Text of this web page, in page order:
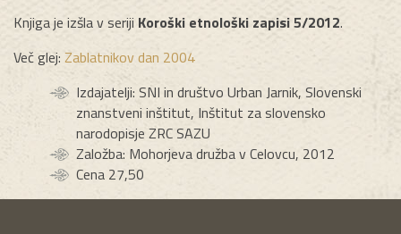
Knjiga je izšla v seriji Koroški etnološki zapisi 5/2012.
Več glej: Zablatnikov dan 2004
Izdajatelji: SNI in društvo Urban Jarnik, Slovenski
znanstveni inštitut, Inštitut za slovensko
narodopisje ZRC SAZU
Založba: Mohorjeva družba v Celovcu, 2012
Cena 27,50